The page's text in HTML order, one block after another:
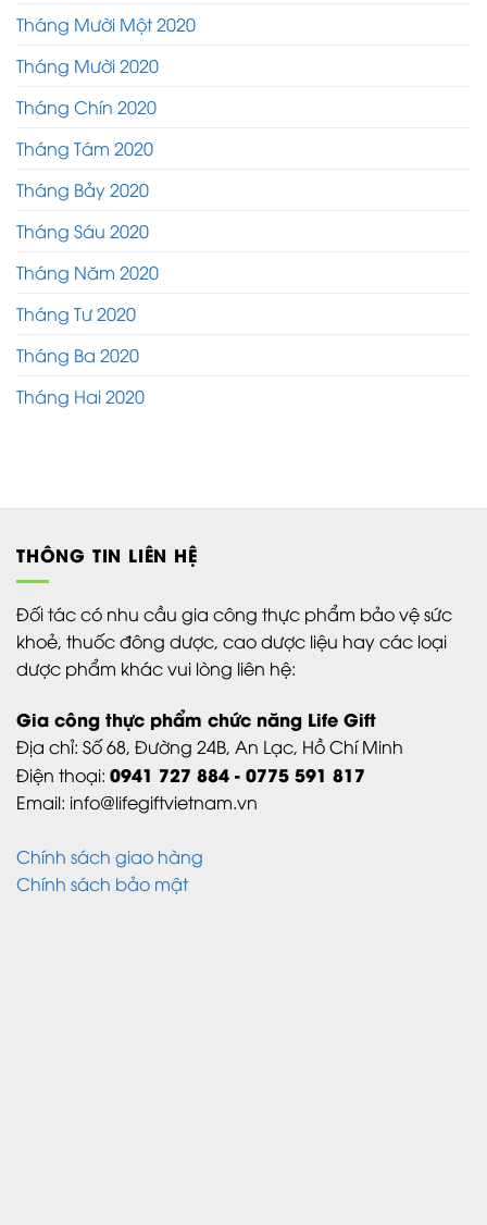
Tháng Mười Một 2020
Tháng Mười 2020
Tháng Chín 2020
Tháng Tám 2020
Tháng Bảy 2020
Tháng Sáu 2020
Tháng Năm 2020
Tháng Tư 2020
Tháng Ba 2020
Tháng Hai 2020
THÔNG TIN LIÊN HỆ
Đối tác có nhu cầu gia công thực phẩm bảo vệ sức
khoẻ, thuốc đông dược, cao dược liệu hay các loại
dược phẩm khác vui lòng liên hệ:
Gia công thực phẩm chức năng Life Gift
Địa chỉ: Số 68, Đường 24B, An Lạc, Hồ Chí Minh
Điện thoại: 0941 727 884 - 0775 591 817
Email: info@lifegiftvietnam.vn
Chính sách giao hàng
Chính sách bảo mật